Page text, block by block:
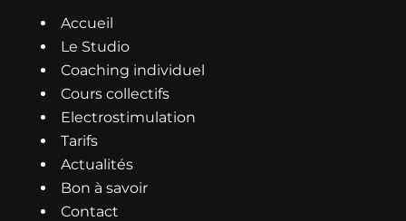
Accueil
Le Studio
Coaching individuel
Cours collectifs
Electrostimulation
Tarifs
Actualités
Bon à savoir
Contact